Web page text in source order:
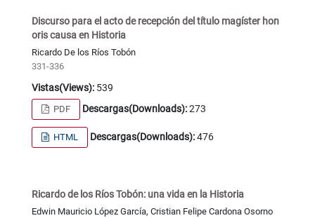
Discurso para el acto de recepción del título magíster hon
oris causa en Historia
Ricardo De los Ríos Tobón
331-336
Vistas(Views):539
PDF Descargas(Downloads):273
HTML Descargas(Downloads):476
Ricardo de los Ríos Tobón: una vida en la Historia
Edwin Mauricio López García, Cristian Felipe Cardona Osorno